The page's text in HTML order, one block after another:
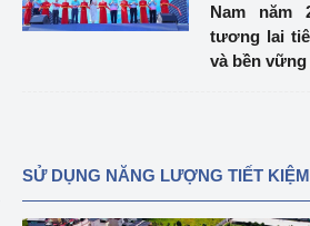
Nam năm
tương lai
và bền vững
SỬ DỤNG NĂNG LƯỢNG TIẾT